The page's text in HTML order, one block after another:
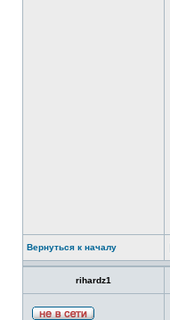
Вернуться к началу
rihardz1